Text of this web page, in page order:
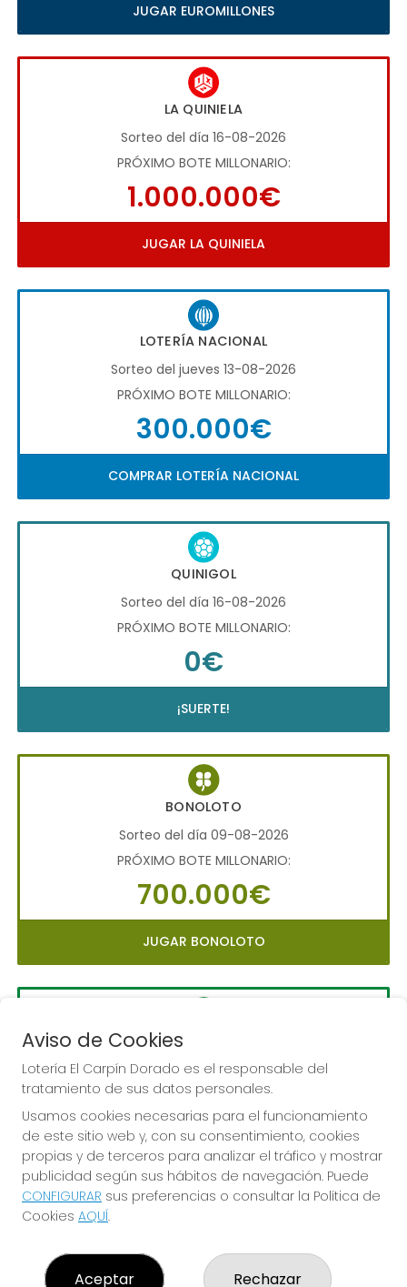
JUGAR EUROMILLONES
LA QUINIELA
Sorteo del día 16-08-2026
PRÓXIMO BOTE MILLONARIO:
1.000.000€
JUGAR LA QUINIELA
LOTERÍA NACIONAL
Sorteo del jueves 13-08-2026
PRÓXIMO BOTE MILLONARIO:
300.000€
COMPRAR LOTERÍA NACIONAL
QUINIGOL
Sorteo del día 16-08-2026
PRÓXIMO BOTE MILLONARIO:
0€
¡SUERTE!
BONOLOTO
Sorteo del día 09-08-2026
PRÓXIMO BOTE MILLONARIO:
700.000€
JUGAR BONOLOTO
LA PRIMITIVA
Sorteo del día 10-08-2026
PRÓXIMO BOTE MILLONARIO:
56.000.000€
JUGAR LA PRIMITIVA
Aviso de Cookies
Lotería El Carpín Dorado es el responsable del
tratamiento de sus datos personales.
Usamos cookies necesarias para el funcionamiento
de este sitio web y, con su consentimiento, cookies
propias y de terceros para analizar el tráfico y mostrar
publicidad según sus hábitos de navegación. Puede
CONFIGURAR sus preferencias o consultar la Política de
Cookies AQUÍ.
Aceptar Rechazar